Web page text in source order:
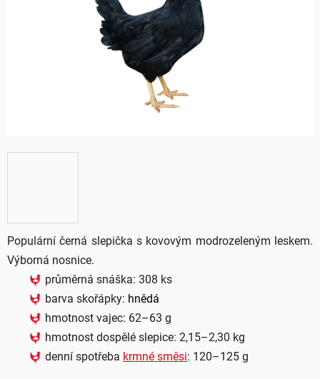
Populární černá slepička s kovovým modrozeleným leskem.
Výborná nosnice.
průměrná snáška: 308 ks
barva skořápky: hnědá
hmotnost vajec: 62–63 g
hmotnost dospělé slepice: 2,15–2,30 kg
denní spotřeba krmné směsi: 120–125 g